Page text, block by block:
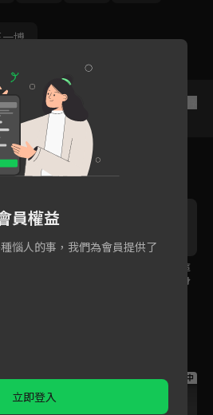
的新曆程。與此同時他才得知吳振峰
英雄。陳宇與吳振峯先後打入販毒集團
戰，最終在公安部署下
博
哪怕是犧牲我自己，這
一次我一定要站到他身
跟播中 跟播中
員權益
惱人的事，我們為會員提供了
立即登入